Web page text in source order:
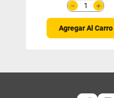
＋
－
Agregar Al Carro